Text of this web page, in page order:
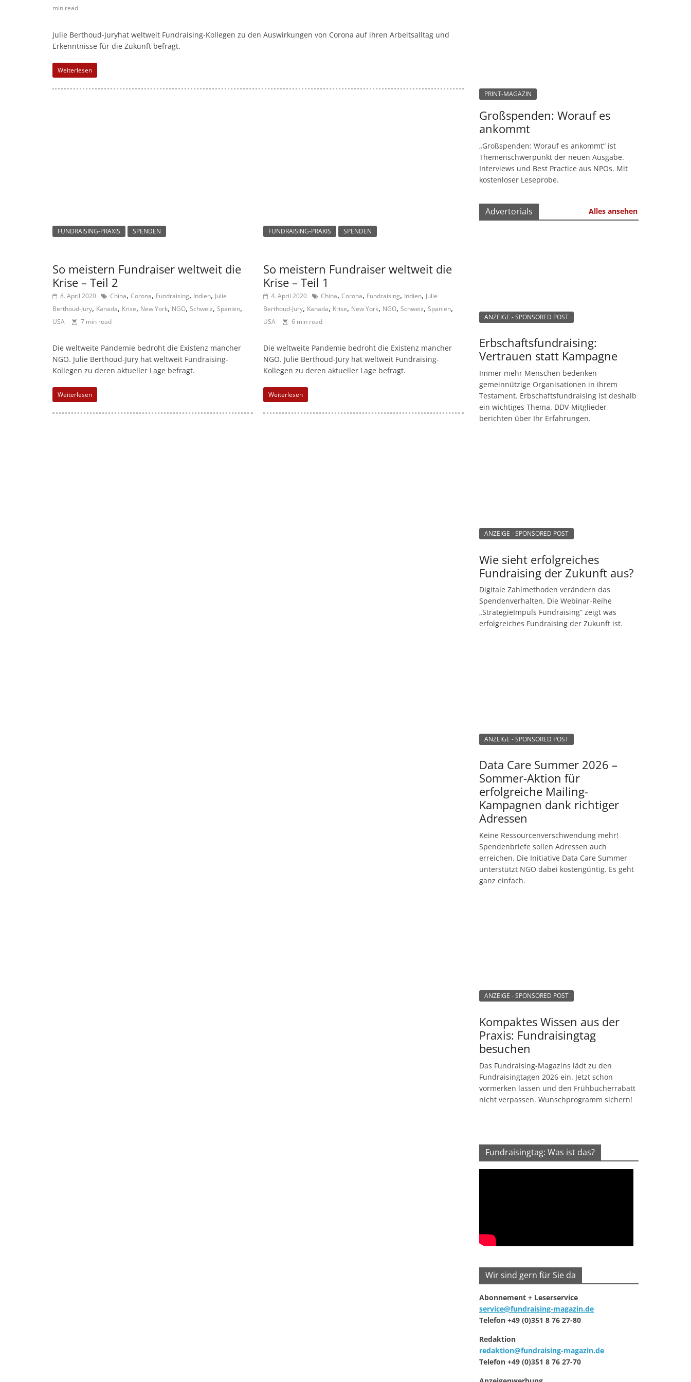
M
e
|
e
i
n
e
t
min read
Julie Berthoud-Juryhat weltweit Fundraising-Kollegen zu den Auswirkungen von Corona auf ihren Arbeitsalltag und
Erkenntnisse für die Zukunft befragt.
Weiterlesen
FUNDRAISING-PRAXIS SPENDEN
So meistern Fundraiser weltweit die
Krise – Teil 2
8. April 2020 China, Corona, Fundraising, Indien, Julie
Berthoud-Jury, Kanada, Krise, New York, NGO, Schweiz, Spanien,
USA 7 min read
Die weltweite Pandemie bedroht die Existenz mancher
NGO. Julie Berthoud-Jury hat weltweit Fundraising-
Kollegen zu deren aktueller Lage befragt.
Weiterlesen
FUNDRAISING-PRAXIS SPENDEN
So meistern Fundraiser weltweit die
Krise – Teil 1
4. April 2020 China,Corona, Fundraising, Indien, Julie
Berthoud-Jury, Kanada, Krise, New York, NGO,Schweiz,Spanien,
USA 6 min read
Die weltweite Pandemie bedroht die Existenz mancher
NGO. Julie Berthoud-Jury hat weltweit Fundraising-
Kollegen zu deren aktueller Lage befragt.
Weiterlesen
PRINT-MAGAZIN
Großspenden: Worauf es
ankommt
„Großspenden: Worauf es ankommt“ ist
Themenschwerpunkt der neuen Ausgabe.
Interviews und Best Practice aus NPOs. Mit
kostenloser Leseprobe.
Advertorials Alles ansehen
ANZEIGE - SPONSORED POST
Erbschaftsfundraising:
Vertrauen statt Kampagne
Immer mehr Menschen bedenken
gemeinnützige Organisationen in ihrem
Testament. Erbschaftsfundraising ist deshalb
ein wichtiges Thema. DDV-Mitglieder
berichten über Ihr Erfahrungen.
ANZEIGE - SPONSORED POST
Wie sieht erfolgreiches
Fundraising der Zukunft aus?
Digitale Zahlmethoden verändern das
Spendenverhalten. Die Webinar-Reihe
„StrategieImpuls Fundraising“ zeigt was
erfolgreiches Fundraising der Zukunft ist.
ANZEIGE - SPONSORED POST
Data Care Summer 2026 –
Sommer-Aktion für
erfolgreiche Mailing-
Kampagnen dank richtiger
Adressen
Keine Ressourcenverschwendung mehr!
Spendenbriefe sollen Adressen auch
erreichen. Die Initiative Data Care Summer
unterstützt NGO dabei kostengüntig. Es geht
ganz einfach.
ANZEIGE - SPONSORED POST
Kompaktes Wissen aus der
Praxis: Fundraisingtag
besuchen
Das Fundraising-Magazins lädt zu den
Fundraisingtagen 2026 ein. Jetzt schon
vormerken lassen und den Frühbucherrabatt
nicht verpassen. Wunschprogramm sichern!
Fundraisingtag: Was ist das?
Wir sind gern für Sie da
Abonnement + Leserservice
service@fundraising-magazin.de
Telefon +49 (0)351 8 76 27-80
Redaktion
redaktion@fundraising-magazin.de
Telefon +49 (0)351 8 76 27-70